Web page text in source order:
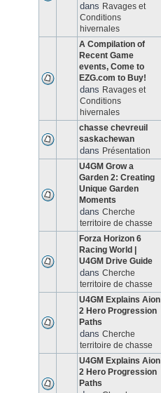
dans Ravages et
Conditions
hivernales
A Compilation of
Recent Game
events, Come to
EZG.com to Buy!
dans Ravages et
Conditions
hivernales
chasse chevreuil
saskachewan
dans Présentation
U4GM Grow a
Garden 2: Creating
Unique Garden
Moments
dans Cherche
territoire de chasse
Forza Horizon 6
Racing World |
U4GM Drive Guide
dans Cherche
territoire de chasse
U4GM Explains Aion
2 Hero Progression
Paths
dans Cherche
territoire de chasse
U4GM Explains Aion
2 Hero Progression
Paths